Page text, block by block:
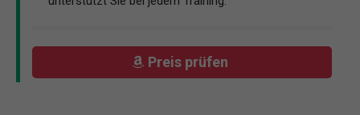
Preis prüfen